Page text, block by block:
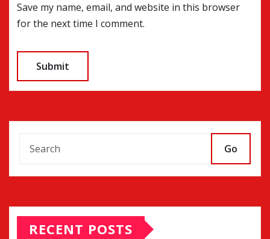
Save my name, email, and website in this browser
for the next time I comment.
Go
RECENT POSTS